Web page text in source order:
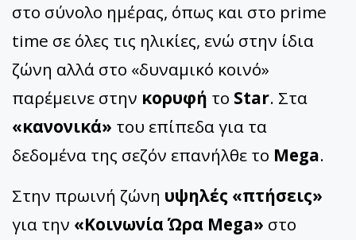
στο σύνολο ημέρας, όπως και στο prime
time σε όλες τις ηλικίες, ενώ στην ίδια
ζώνη αλλά στο «δυναμικό κοινό»
παρέμεινε στην κορυφή το Star. Στα
«κανονικά» του επίπεδα για τα
δεδομένα της σεζόν επανήλθε το Mega.
Στην πρωινή ζώνη υψηλές «πτήσεις»
για την «Κοινωνία Ώρα Mega» στο